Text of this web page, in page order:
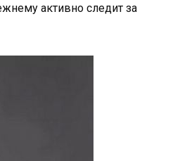
активно следит за